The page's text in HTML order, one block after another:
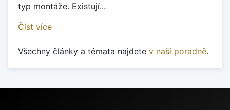
typ montáže. Existují...
Číst více
Všechny články a témata najdete v naší poradně.